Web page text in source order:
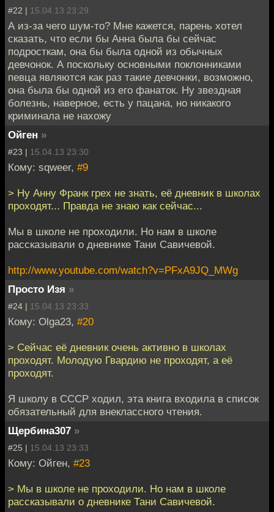
#22 | 15.04.13 23:29
А из-за чего шум-то? Мне кажется, парень хотел
сказать, что если бы Анна была бы сейчас
подросткам, она бы была одной из обычных
девчонок. А поскольку основными поклонниками
певца являются как раз такие девчонки, возможно,
она была бы одной из его фанаток. Ну звездная
болезнь, наверное, есть у пацана, но никакого
криминала не нахожу
Ойген »
#23 | 15.04.13 23:30
Кому: sqweer, #9
> Ну Анну Франк грех не знать, её дневник в школах
проходят... Правда не знаю как сейчас...
Мы в школе не проходили. Но нам в школе
рассказывали о дневнике Тани Савичевой.
http://www.youtube.com/watch?v=PFxA9JQ_MWg
Просто Изя »
#24 | 15.04.13 23:33
Кому: Olga23, #20
> Сейчас её дневник очень активно в школах
проходят. Молодую Гвардию не проходят, а её
проходят.
Я школу в СССР ходил, эта книга входила в список
обязательный для внеклассного чтения.
Щербина307 »
#25 | 15.04.13 23:33
Кому: Ойген, #23
> Мы в школе не проходили. Но нам в школе
рассказывали о дневнике Тани Савичевой.